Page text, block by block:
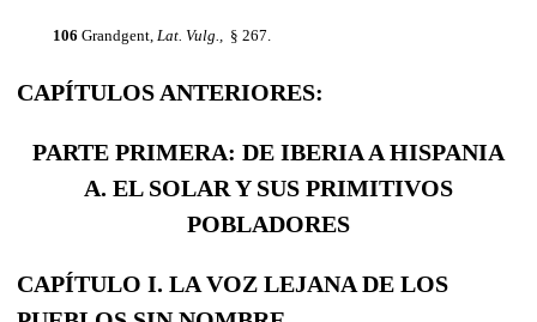
106 Grandgent, Lat. Vulg., § 267.
CAPÍTULOS ANTERIORES:
PARTE PRIMERA: DE IBERIA A HISPANIA
A. EL SOLAR Y SUS PRIMITIVOS
POBLADORES
CAPÍTULO I. LA VOZ LEJANA DE LOS